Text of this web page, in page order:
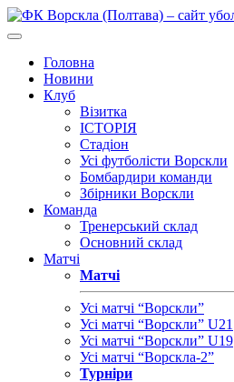
Головна
Новини
Клуб
Візитка
ІСТОРІЯ
Стадіон
Усі футболісти Ворскли
Бомбардири команди
Збірники Ворскли
Команда
Тренерський склад
Основний склад
Матчі
Матчі
Усі матчі “Ворскли”
Усі матчі “Ворскли” U21
Усі матчі “Ворскли” U19
Усі матчі “Ворскла-2”
Турніри